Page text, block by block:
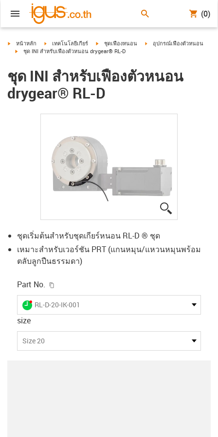
(0)
igus-icon-arrow-right
หน้าหลัก igus-icon-arrow-right
เทคโนโลยีเกียร์ igus-icon-arrow-right
ชุดเฟืองหนอน igus-icon-arrow-right
อุปกรณ์เฟืองตัวหนอน
igus-icon-arrow-right
ชุด INI สำหรับเฟืองตัวหนอน drygear® RL-D
ชุด INI สำหรับเฟืองตัวหนอน
drygear® RL-D
ชุดเริ่มต้นสำหรับชุดเกียร์หนอน RL-D ® ชุด
เหมาะสำหรับเวอร์ชัน PRT (แกนหมุน/แหวนหมุนพร้อม
ตลับลูกปืนธรรมดา)
Part No.
igus-icon-lieferzeit-dot
RL-D-20-IK-001
size
Size 20